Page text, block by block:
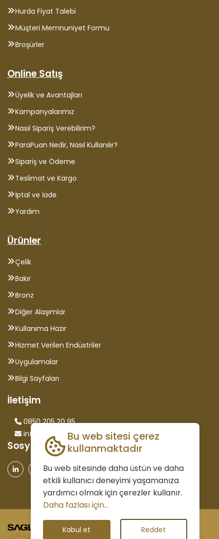
Hurda Fiyat Talebi
Müşteri Memnuniyet Formu
Broşürler
Online Satış
Üyelik ve Avantajları
Kampanyalarımız
Nasıl Sipariş Verebilirim?
ParaPuan Nedir, Nasıl Kullanılır?
Sipariş ve Ödeme
Teslimat ve Kargo
İptal ve İade
Yardım
Ürünler
Çelik
Bakır
Bronz
Diğer Alaşımlar
Kullanıma Hazır
Hizmet Verilen Endüstriler
Uygulamalar
Bilgi Sayfaları
İletişim
0850 205 20 95
info@saglammetal.com
Sosyal Medya
©2026 Tüm Hakları Saklıdır.
Bu web sitesi çerez
kullanmaktadır
Bu web sitesinde daha üstün ve daha
etkili kullanıcı deneyimi yaşamanıza
yardımcı olmak için çerezler kullanır.
Daha fazlası için...
Kabul et Reddet